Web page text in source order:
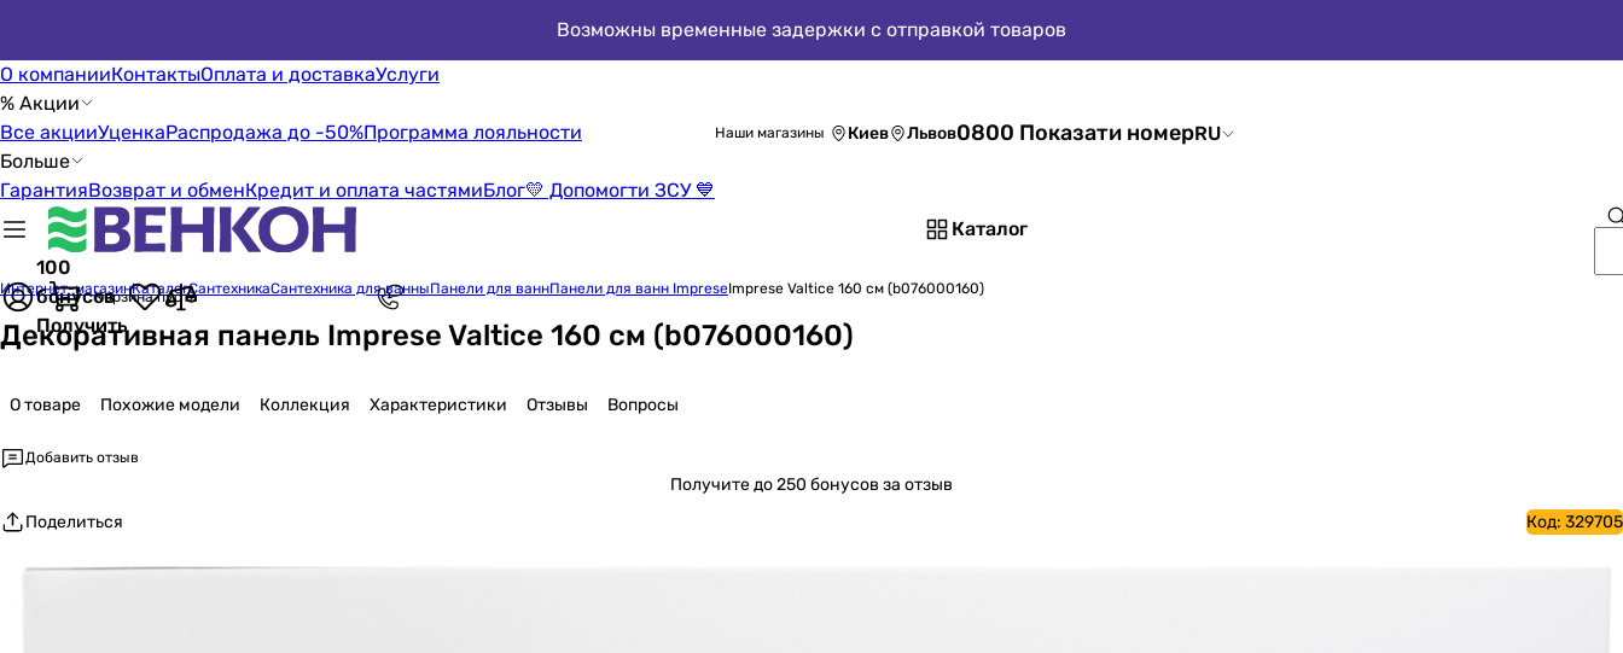
Возможны временные задержки с отправкой товаров
О компанииКонтактыОплата и доставкаУслуги
% Акции
Все акцииУценкаРаспродажа до -50%Программа лояльности
Больше
ГарантияВозврат и обменКредит и оплата частямиБлог💛 Допомогти ЗСУ 💙
Наши магазины Киев Львов0800 Показати номерRU
Каталог
100
бонусов
Получить
Корзина пуста
Интернет-магазинКаталогСантехникаСантехника для ванныПанели для ваннПанели для ванн ImpreseImprese Valtice 160 см (b076000160)
Декоративная панель Imprese Valtice 160 см (b076000160)
О товаре Похожие модели Коллекция Характеристики Отзывы Вопросы
Добавить отзыв
Получитедо 250 бонусов за отзыв
Поделиться
Код: 329705